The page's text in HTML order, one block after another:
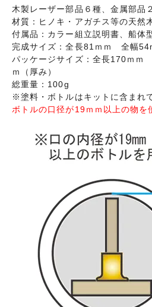
木製レーザー部品６種、金属部品
材質：ヒノキ・アガチス等の天然
付属品：カラー組立説明書、船体
完成サイズ：全長81ｍｍ 全幅
パッケージサイズ：全長170ｍ
ｍ（厚み）
総重量：100g
※塗料・ボトルはキットに含まれ
ボトルの口径が19ｍｍ以上の物を